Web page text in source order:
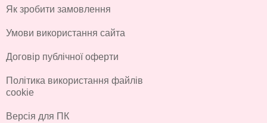
Як зробити замовлення
Умови використання сайта
Договір публічної оферти
Політика використання файлів
cookie
Версія для ПК